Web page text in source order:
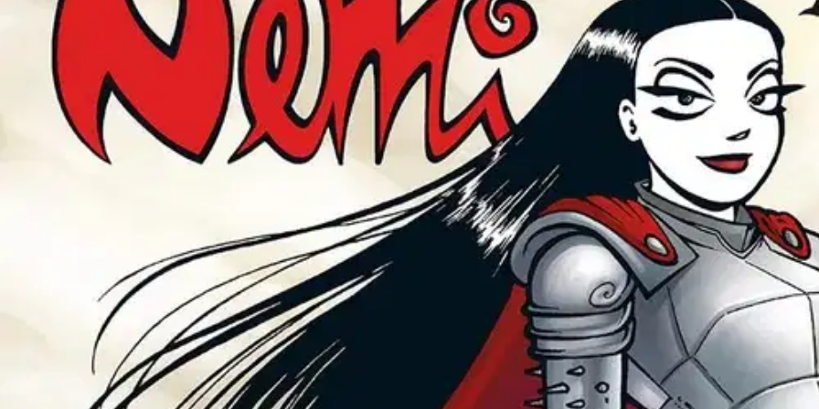
Avaa kuva suurempana
Story House Egmont
Myhre, Nemi 40: Arjen pakoilua - Parhaat palat vuosien varrelta
Nouto myymälästä
Ei saatavilla
Toimitus
Kotiin tai noutopisteeseen
Alk. 0 €
Ilmainen toimitus yli 100 €:n tilauksille Postin pakettiautomaattiin tai